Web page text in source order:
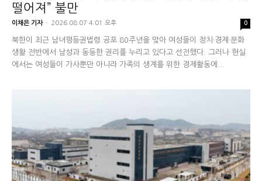
떨어져” 불만
이채은 기자 - 2026.08.07 4:01 오후 0
북한이 최근 남녀평등권법령 공포 80주년을 맞아 여성들이 정치·경제·문화
생활 전반에서 남성과 동등한 권리를 누리고 있다고 선전했다. 그러나 현실
에서는 여성들이 가사뿐만 아니라 가족의 생계를 위한 경제활동에...